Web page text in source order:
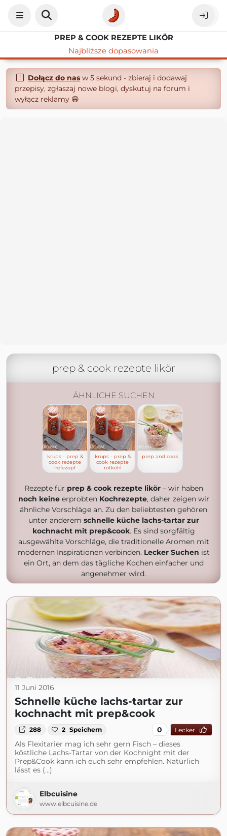
PREP & COOK REZEPTE LIKÖR
Najbliższe dopasowania
Dołącz do nasw 5 sekund - zbieraj i dodawaj
przepisy, zgłaszaj nowe blogi, dyskutuj na forum i
wyłącz reklamy 😄
prep & cook rezepte likör
ÄHNLICHE SUCHEN
krups - prep &
cook rezepte
hefezopf
krups - prep &
cook rezepte
rotkohl
prep and cook
Rezepte für prep & cook rezepte likör– wir haben
noch keineerprobten Kochrezepte, daher zeigen wir
ähnliche Vorschläge an. Zu den beliebtesten gehören
unter anderem schnelle küche lachs-tartar zur
kochnacht mit prep&cook. Es sind sorgfältig
ausgewählte Vorschläge, die traditionelle Aromen mit
modernen Inspirationen verbinden. Lecker Suchen ist
ein Ort, an dem das tägliche Kochen einfacher und
angenehmer wird.
11 Juni 2016
Schnelle küche lachs-tartar zur
kochnacht mit prep&cook
288 2 Speichern 0 Lecker
Als Flexitarier mag ich sehr gern Fisch – dieses
köstliche Lachs-Tartar von der Kochnight mit der
Prep&Cook kann ich euch sehr empfehlen. Natürlich
lässt es (...)
Elbcuisine
www.elbcuisine.de